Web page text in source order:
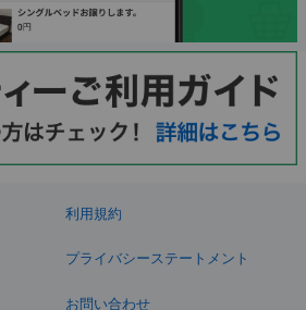
利用規約
プライバシーステートメント
お問い合わせ